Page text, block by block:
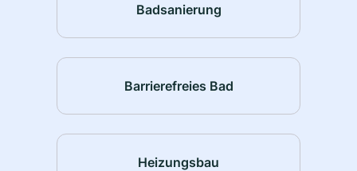
Badsanierung
Barrierefreies Bad
Heizungsbau